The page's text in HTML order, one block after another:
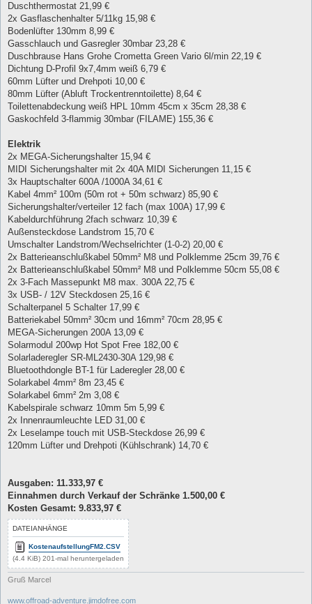
Duschthermostat 21,99 €
2x Gasflaschenhalter 5/11kg 15,98 €
Bodenlüfter 130mm 8,99 €
Gasschlauch und Gasregler 30mbar 23,28 €
Duschbrause Hans Grohe Crometta Green Vario 6l/min 22,19 €
Dichtung D-Profil 9x7,4mm weiß 6,79 €
60mm Lüfter und Drehpoti 10,00 €
80mm Lüfter (Abluft Trockentrenntoilette) 8,64 €
Toilettenabdeckung weiß HPL 10mm 45cm x 35cm 28,38 €
Gaskochfeld 3-flammig 30mbar (FILAME) 155,36 €
Elektrik
2x MEGA-Sicherungshalter 15,94 €
MIDI Sicherungshalter mit 2x 40A MIDI Sicherungen 11,15 €
3x Hauptschalter 600A /1000A 34,61 €
Kabel 4mm² 100m (50m rot + 50m schwarz) 85,90 €
Sicherungshalter/verteiler 12 fach (max 100A) 17,99 €
Kabeldurchführung 2fach schwarz 10,39 €
Außensteckdose Landstrom 15,70 €
Umschalter Landstrom/Wechselrichter (1-0-2) 20,00 €
2x Batterieanschlußkabel 50mm² M8 und Polklemme 25cm 39,76 €
2x Batterieanschlußkabel 50mm² M8 und Polklemme 50cm 55,08 €
2x 3-Fach Massepunkt M8 max. 300A 22,75 €
3x USB- / 12V Steckdosen 25,16 €
Schalterpanel 5 Schalter 17,99 €
Batteriekabel 50mm² 30cm und 16mm² 70cm 28,95 €
MEGA-Sicherungen 200A 13,09 €
Solarmodul 200wp Hot Spot Free 182,00 €
Solarladeregler SR-ML2430-30A 129,98 €
Bluetoothdongle BT-1 für Laderegler 28,00 €
Solarkabel 4mm² 8m 23,45 €
Solarkabel 6mm² 2m 3,08 €
Kabelspirale schwarz 10mm 5m 5,99 €
2x Innenraumleuchte LED 31,00 €
2x Leselampe touch mit USB-Steckdose 26,99 €
120mm Lüfter und Drehpoti (Kühlschrank) 14,70 €
Ausgaben: 11.333,97 €
Einnahmen durch Verkauf der Schränke 1.500,00 €
Kosten Gesamt: 9.833,97 €
DATEIANHÄNGE
KostenaufstellungFM2.CSV
(4.4 KiB) 201-mal heruntergeladen
Gruß Marcel
www.offroad-adventure.jimdofree.com